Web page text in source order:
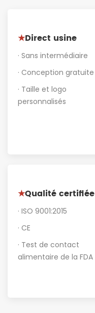
★Direct usine
· Sans intermédiaire
· Conception gratuite
· Taille et logo
personnalisés
★Qualité certifiée
· ISO 9001:2015
· CE
· Test de contact
alimentaire de la FDA